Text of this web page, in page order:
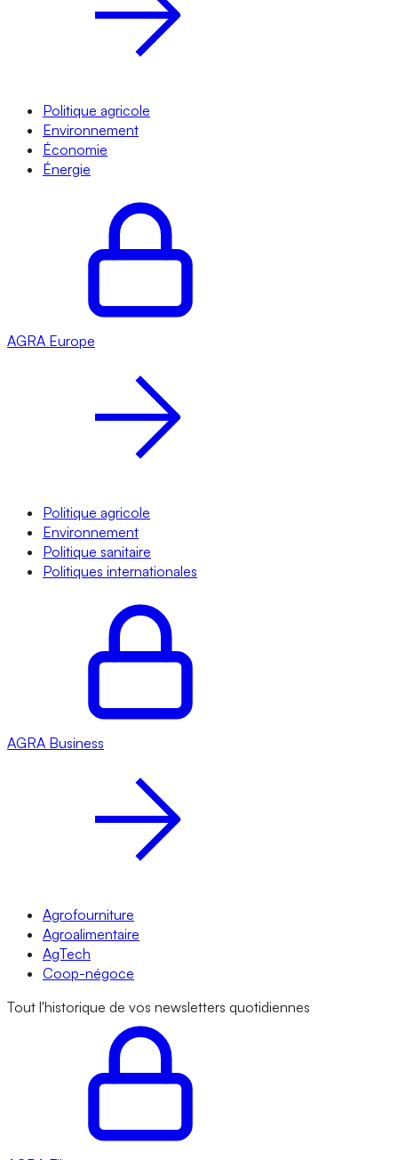
Politique agricole
Environnement
Économie
Énergie
AGRA Europe
Politique agricole
Environnement
Politique sanitaire
Politiques internationales
AGRA Business
Agrofourniture
Agroalimentaire
AgTech
Coop-négoce
Tout l'historique de vos newsletters quotidiennes